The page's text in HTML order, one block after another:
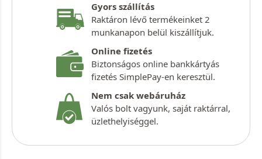
Gyors szállítás
Raktáron lévő termékeinket 2
munkanapon belül kiszállítjuk.
Online fizetés
Biztonságos online bankkártyás
fizetés SimplePay-en keresztül.
Nem csak webáruház
Valós bolt vagyunk, saját raktárral,
üzlethelyiséggel.